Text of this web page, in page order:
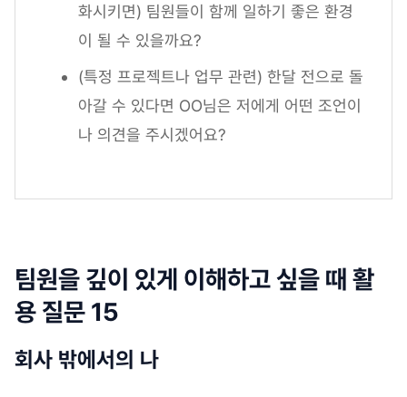
화시키면) 팀원들이 함께 일하기 좋은 환경
이 될 수 있을까요?
(특정 프로젝트나 업무 관련) 한달 전으로 돌
아갈 수 있다면 OO님은 저에게 어떤 조언이
나 의견을 주시겠어요?
팀원을 깊이 있게 이해하고 싶을 때 활
용 질문 15
회사 밖에서의 나